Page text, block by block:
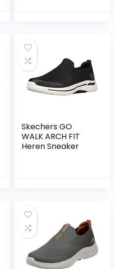
Ademend Jogging
Sportschoenen
Skechers GO
WALK ARCH FIT
Heren Sneaker